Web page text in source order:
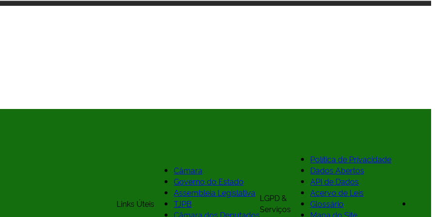
Links Úteis
Câmara
Governo do Estado
Assembleia Legislativa
TJPB
Câmara dos Deputados
LGPD &
Serviços
Política de Privacidade
Dados Abertos
API de Dados
Acervo de Leis
Glossário
Mapa do Site